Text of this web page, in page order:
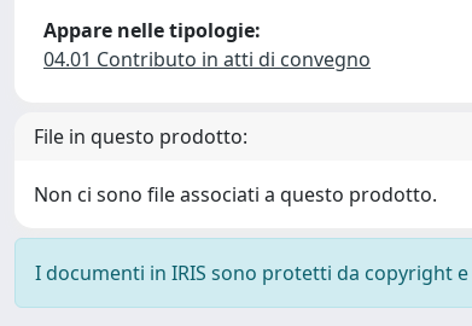
Appare nelle tipologie:
04.01 Contributo in atti di convegno
File in questo prodotto:
Non ci sono file associati a questo prodotto.
I documenti in IRIS sono protetti da copyright